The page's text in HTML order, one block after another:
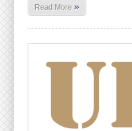
Read More »